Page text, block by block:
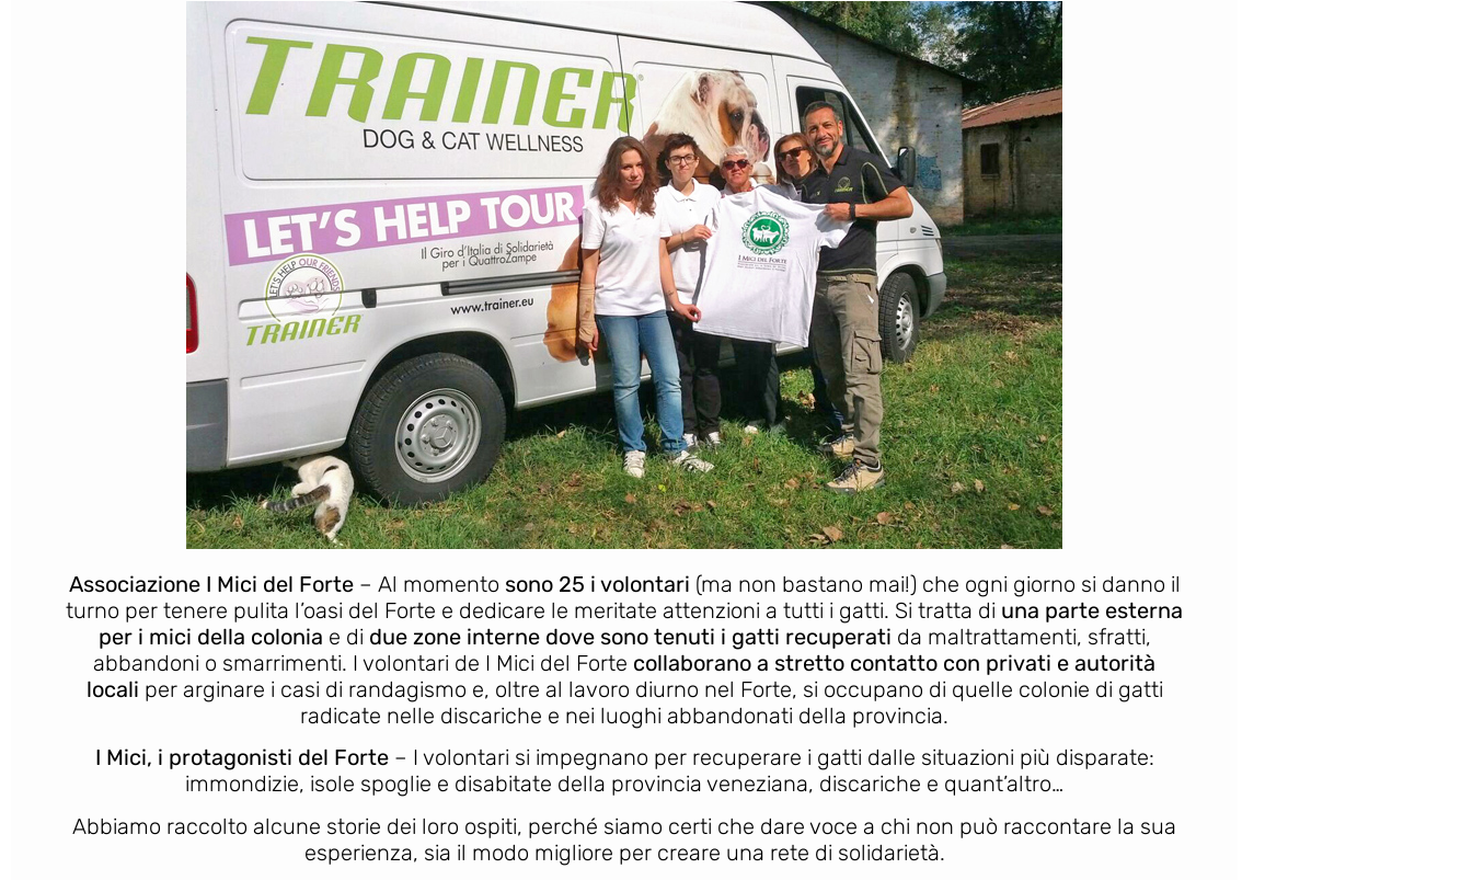
Associazione I Mici del Forte– Al momento sono 25 i volontari (ma non bastano mai!) che ogni giorno si danno il
turno per tenere pulita l’oasi del Forte e dedicare le meritate attenzioni a tutti i gatti. Si tratta di una parte esterna
per i mici della colonia e di due zone interne dove sono tenuti i gatti recuperati da maltrattamenti, sfratti,
abbandoni o smarrimenti. I volontari de I Mici del Forte collaborano a stretto contatto con privati e autorità
locali per arginare i casi di randagismo e, oltre al lavoro diurno nel Forte, si occupano di quelle colonie di gatti
radicate nelle discariche e nei luoghi abbandonati della provincia.
I Mici, i protagonisti del Forte– I volontari si impegnano per recuperare i gatti dalle situazioni più disparate:
immondizie, isole spoglie e disabitate della provincia veneziana, discariche e quant’altro…
Abbiamo raccolto alcune storie dei loro ospiti, perché siamo certi che dare voce a chi non può raccontare la sua
esperienza, sia il modo migliore per creare una rete di solidarietà.